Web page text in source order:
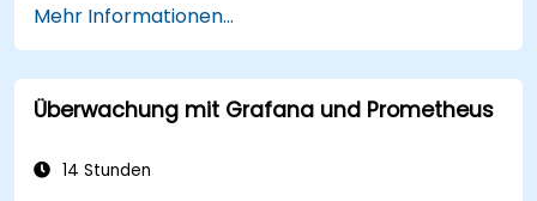
Vorlagenfunktionen in Grafana für
dynamische und wiederverwendbare
Dashboards zu nutzen.
Alerting-Mechanismen einzurichten, um die
Mehr Informationen...
Überwachung mit Grafana und Prometheus
14 Stunden